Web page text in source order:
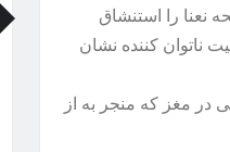
نعنا را استنشاق
ناتوان کننده نشان
در مغز که منجر به از